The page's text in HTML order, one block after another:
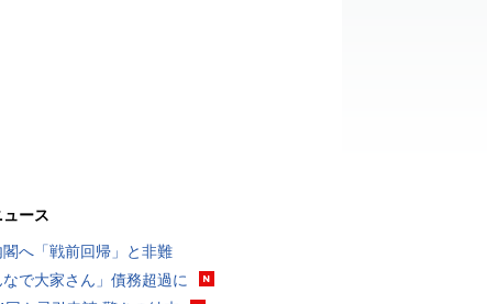
ース
へ「戦前回帰」と非難
なで大家さん」債務超過に